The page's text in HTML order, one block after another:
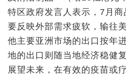
特区政府发言人表示，7月
要反映外部需求疲软，输往
他主要亚洲市场的出口按年
地的出口则随当地经济稳健
展望未来，在有效的疫苗或